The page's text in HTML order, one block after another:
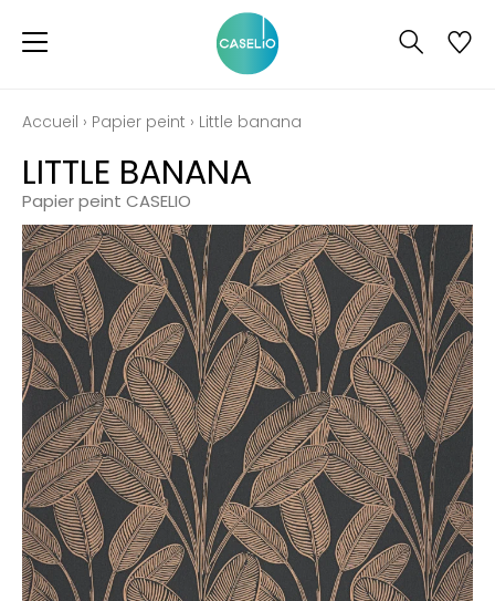
Accueil › Papier peint › Little banana
LITTLE BANANA
Papier peint CASELIO